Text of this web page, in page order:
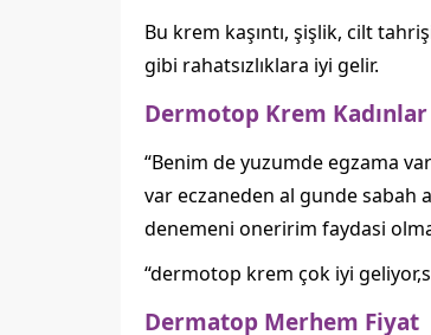
Bu krem kaşıntı, şişlik, cilt
gibi rahatsızlıklara iyi gelir.
Dermotop Krem
“Benim de yuzumde egzama
var eczaneden al gunde
denemeni oneririm faydasi
“dermotop krem çok iyi
Dermatop Merhem Fiyat